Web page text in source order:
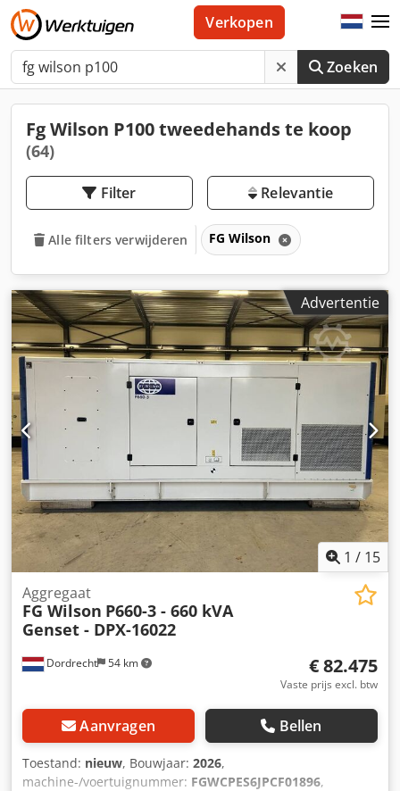
Zoeken
Verkopen
Fg Wilson P100 tweedehands te koop
(64)
Filter Relevantie
Alle filters verwijderen FG Wilson
Advertentie
1 / 15
Dordrecht 54 km
Aggregaat
FG Wilson P660-3 - 660 kVA
Genset - DPX-16022
€ 82.475
Vaste prijs excl. btw
Aanvragen Bellen
Toestand: nieuw, Bouwjaar: 2026,
machine-/voertuignummer: FGWCPES6JPCF01896,